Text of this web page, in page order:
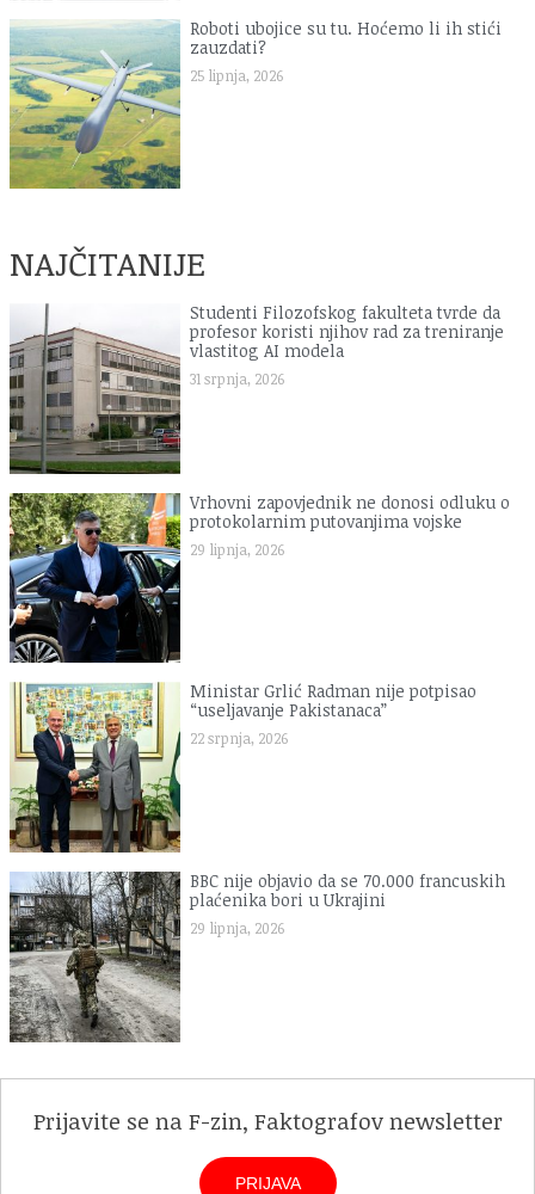
Roboti ubojice su tu. Hoćemo li ih stići
zauzdati?
25 lipnja, 2026
NAJČITANIJE
Studenti Filozofskog fakulteta tvrde da
profesor koristi njihov rad za treniranje
vlastitog AI modela
31 srpnja, 2026
Vrhovni zapovjednik ne donosi odluku o
protokolarnim putovanjima vojske
29 lipnja, 2026
Ministar Grlić Radman nije potpisao
“useljavanje Pakistanaca”
22 srpnja, 2026
BBC nije objavio da se 70.000 francuskih
plaćenika bori u Ukrajini
29 lipnja, 2026
Prijavite se na F-zin, Faktografov newsletter
PRIJAVA